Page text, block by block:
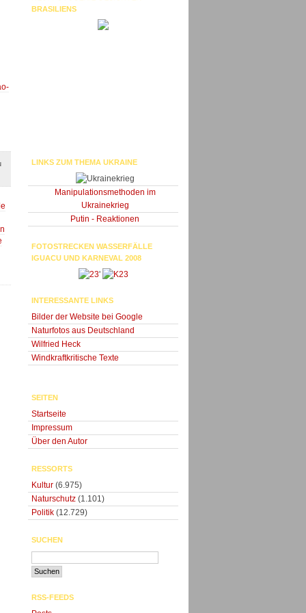
BRASILIENS
LINKS ZUM THEMA UKRAINE
Manipulationsmethoden im
Ukrainekrieg
Putin - Reaktionen
FOTOSTRECKEN WASSERFÄLLE
IGUACU UND KARNEVAL 2008
'
INTERESSANTE LINKS
Bilder der Website bei Google
Naturfotos aus Deutschland
Wilfried Heck
Windkraftkritische Texte
SEITEN
Startseite
Impressum
Über den Autor
RESSORTS
Kultur (6.975)
Naturschutz (1.101)
Politik (12.729)
SUCHEN
RSS-FEEDS